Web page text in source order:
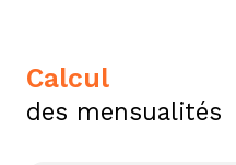
calcul
des mensualités